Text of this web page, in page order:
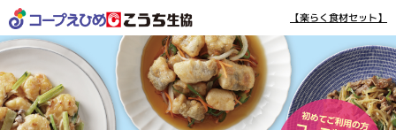
【楽らく食材セット】